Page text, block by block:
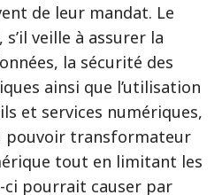
de leur mandat. Le
veille à assurer la
la sécurité des
ainsi que l’utilisation
et services numériques,
transformateur
tout en limitant les
ci pourrait causer par